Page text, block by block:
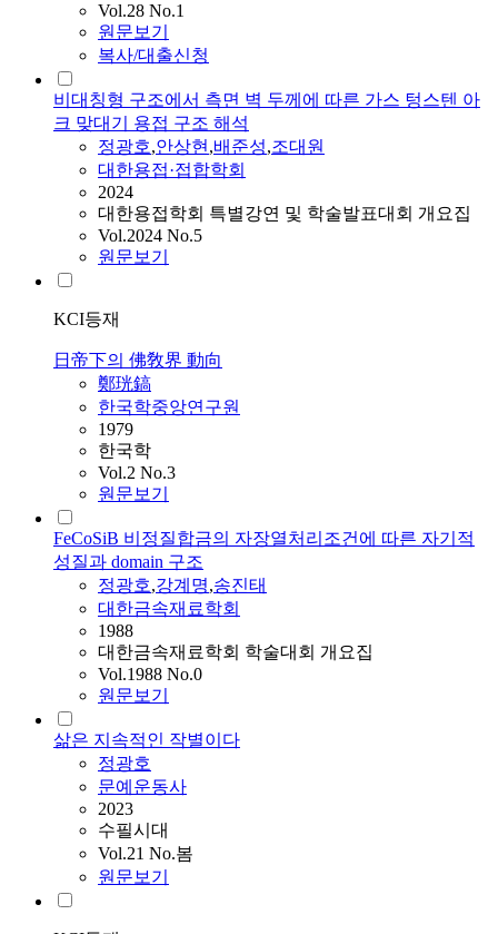
Vol.28 No.1
원문보기
복사/대출신청
비대칭형 구조에서 측면 벽 두께에 따른 가스 텅스텐 아
크 맞대기 용접 구조 해석
정광호,안상현,배준성,조대원
대한용접·접합학회
2024
대한용접학회 특별강연 및 학술발표대회 개요집
Vol.2024 No.5
원문보기
KCI등재
日帝下의 佛敎界 動向
鄭珖鎬
한국학중앙연구원
1979
한국학
Vol.2 No.3
원문보기
FeCoSiB 비정질합금의 자장열처리조건에 따른 자기적
성질과 domain 구조
정광호,강계명,송진태
대한금속재료학회
1988
대한금속재료학회 학술대회 개요집
Vol.1988 No.0
원문보기
삶은 지속적인 작별이다
정광호
문예운동사
2023
수필시대
Vol.21 No.봄
원문보기